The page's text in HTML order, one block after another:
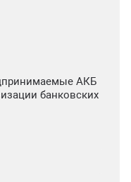
АКБ
банковских